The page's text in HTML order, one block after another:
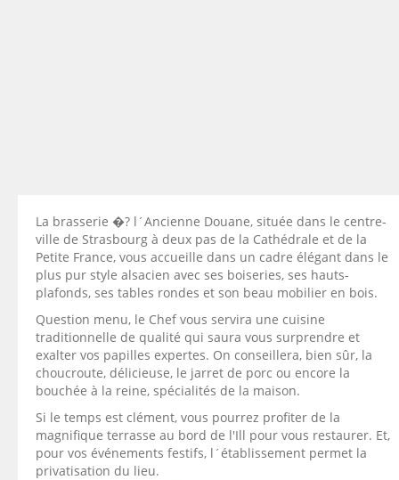
La brasserie �? l´Ancienne Douane, située dans le centre-
ville de Strasbourg à deux pas de la Cathédrale et de la
Petite France, vous accueille dans un cadre élégant dans le
plus pur style alsacien avec ses boiseries, ses hauts-
plafonds, ses tables rondes et son beau mobilier en bois.
Question menu, le Chef vous servira une cuisine
traditionnelle de qualité qui saura vous surprendre et
exalter vos papilles expertes. On conseillera, bien sûr, la
choucroute, délicieuse, le jarret de porc ou encore la
bouchée à la reine, spécialités de la maison.
Si le temps est clément, vous pourrez profiter de la
magnifique terrasse au bord de l'Ill pour vous restaurer. Et,
pour vos événements festifs, l´établissement permet la
privatisation du lieu.